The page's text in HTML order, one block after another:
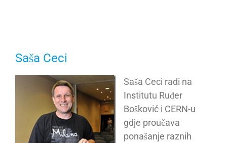
Saša Ceci
Saša Ceci radi na
Institutu Ruđer
Bošković i CERN-u
gdje proučava
ponašanje raznih